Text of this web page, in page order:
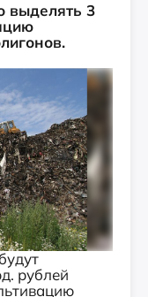
выделять 3
рублей